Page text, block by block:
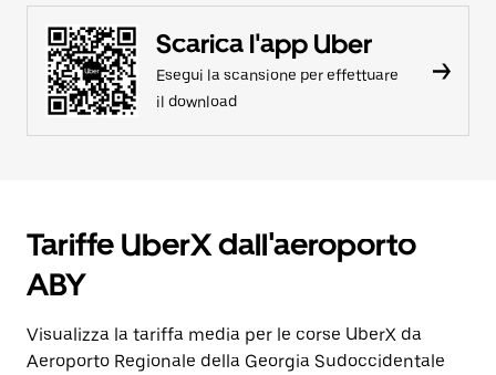
Scarica l'app Uber
Esegui la scansione per effettuare
il download
Tariffe UberX dall'aeroporto
ABY
Visualizza la tariffa media per le corse UberX da
Aeroporto Regionale della Georgia Sudoccidentale